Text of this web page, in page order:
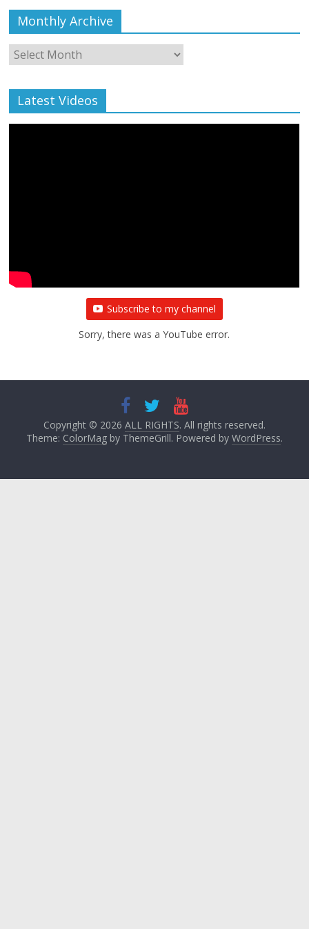
Monthly Archive
Monthly
Archive
Latest Videos
Subscribe to my channel
Sorry, there was a YouTube error.
Copyright © 2026 ALL RIGHTS. All rights reserved.
Theme: ColorMagby ThemeGrill. Powered by WordPress.